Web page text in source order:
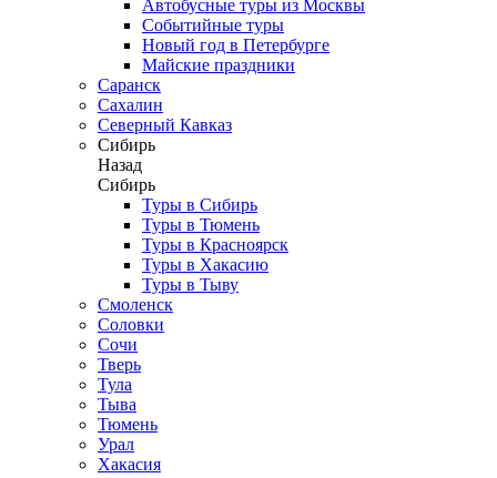
Автобусные туры из Москвы
Событийные туры
Новый год в Петербурге
Майские праздники
Саранск
Сахалин
Северный Кавказ
Сибирь
Назад
Сибирь
Туры в Сибирь
Туры в Тюмень
Туры в Красноярск
Туры в Хакасию
Туры в Тыву
Смоленск
Соловки
Сочи
Тверь
Тула
Тыва
Тюмень
Урал
Хакасия